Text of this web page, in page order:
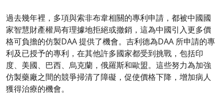
過去幾年裡，多項與索非布韋相關的專利申請，都被中國國
家智慧財產權局有理據地拒絕或撤銷，這為中國引入更多價
格可負擔的仿製DAA 提供了機會。吉利德為DAA 所申請的專
利及已授予的專利，在其他許多國家都受到挑戰，包括印
度、美國、巴西、烏克蘭，俄羅斯和歐盟。這些努力為加強
仿製藥廠之間的競爭掃清了障礙，促使價格下降，增加病人
獲得治療的機會。